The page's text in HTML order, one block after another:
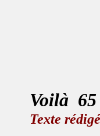
Voilà 65
Texte